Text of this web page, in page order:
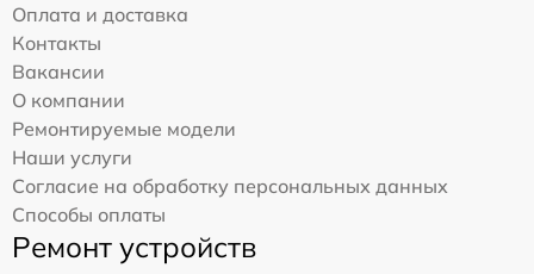
Оплата и доставка
Контакты
Вакансии
О компании
Ремонтируемые модели
Наши услуги
Согласие на обработку персональных данных
Способы оплаты
Ремонт устройств